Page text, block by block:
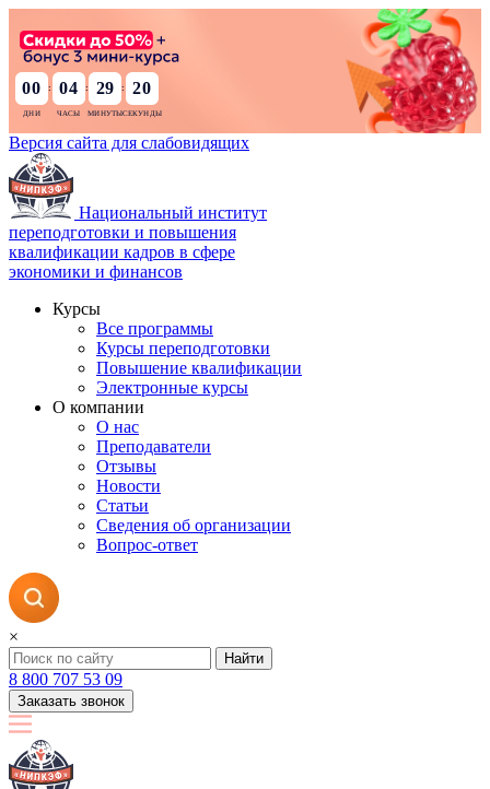
00 : 04 : 29 : 18
Версия сайта для слабовидящих
Национальный институт
переподготовки и повышения
квалификации кадров в сфере
экономики и финансов
Курсы
Все программы
Курсы переподготовки
Повышение квалификации
Электронные курсы
О компании
О нас
Преподаватели
Отзывы
Новости
Статьи
Сведения об организации
Вопрос-ответ
×
Найти
8 800 707 53 09
Заказать звонок